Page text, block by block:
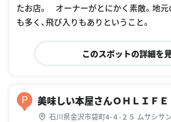
たお店。 オーナーがとにかく素敵。地元
も多く、飛び入りもありということ。
このスポットの詳細を
P 美味しい本屋さんＯＨＬＩＦＥ
石川県金沢市袋町4-４-２５ ムサシサ